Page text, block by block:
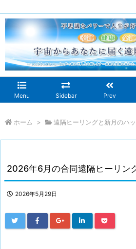
Menu Sidebar Prev
ホーム > 遠隔ヒーリングと新月のハ
2026年6月の合同遠隔ヒーリン
2026年5月29日